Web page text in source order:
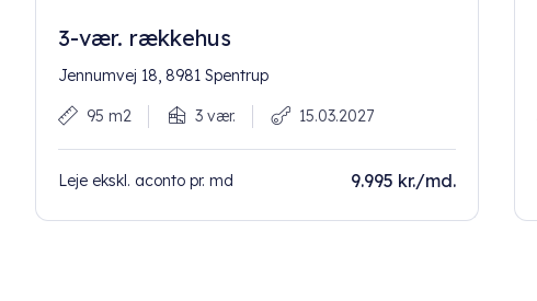
3-vær. rækkehus
Jennumvej 18, 8981 Spentrup
95 m2 3 vær. 15.03.2027
Leje ekskl. aconto pr. md 9.995 kr./md.